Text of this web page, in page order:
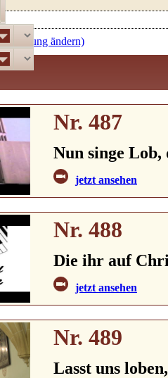
ändern)
Nr. 487
Nun singe
jetzt ansehen
Nr. 488
Die ihr auf
jetzt ansehen
Nr. 489
Lasst uns